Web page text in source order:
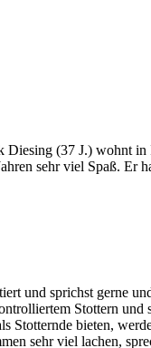
Diesing (37 J.) wohnt in
sehr viel Spaß. Er
und sprichst gerne
Stottern
Stotternde bieten,
sehr viel lachen,